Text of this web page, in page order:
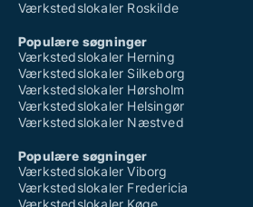
Værkstedslokaler Roskilde
Populære søgninger
Værkstedslokaler Herning
Værkstedslokaler Silkeborg
Værkstedslokaler Hørsholm
Værkstedslokaler Helsingør
Værkstedslokaler Næstved
Populære søgninger
Værkstedslokaler Viborg
Værkstedslokaler Fredericia
Værkstedslokaler Køge